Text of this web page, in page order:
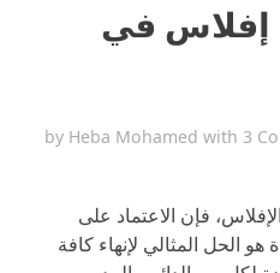
في
by Heba Mohamed with 3
فإن الاعتماد على
الحل المثالي لإنهاء كافة